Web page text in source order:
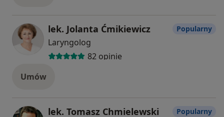
lek. Jolanta Ćmikiewicz
Laryngolog
82 opinie
Popularny
Umów
lek. Tomasz Chmielewski Popularny